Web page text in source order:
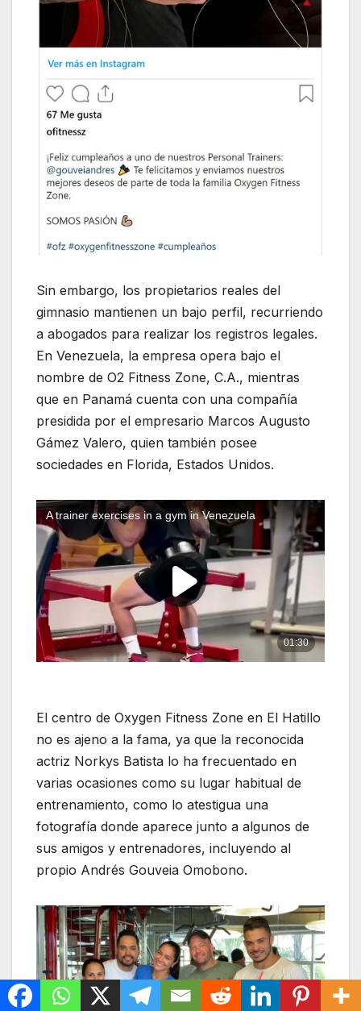
Sin embargo, los propietarios reales del
gimnasio mantienen un bajo perfil, recurriendo
a abogados para realizar los registros legales.
En Venezuela, la empresa opera bajo el
nombre de O2 Fitness Zone, C.A., mientras
que en Panamá cuenta con una compañía
presidida por el empresario Marcos Augusto
Gámez Valero, quien también posee
sociedades en Florida, Estados Unidos.
El centro de Oxygen Fitness Zone en El Hatillo
no es ajeno a la fama, ya que la reconocida
actriz Norkys Batista lo ha frecuentado en
varias ocasiones como su lugar habitual de
entrenamiento, como lo atestigua una
fotografía donde aparece junto a algunos de
sus amigos y entrenadores, incluyendo al
propio Andrés Gouveia Omobono.